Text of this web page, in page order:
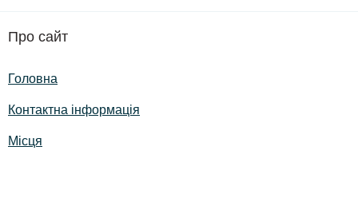
Про сайт
Головна
Контактна інформація
Місця